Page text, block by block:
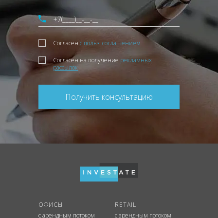
Согласен с польз. соглашением
Согласен на получение рекламных
рассылок
Получить консультацию
ОФИСЫ
с арендным потоком
RETAIL
с арендным потоком